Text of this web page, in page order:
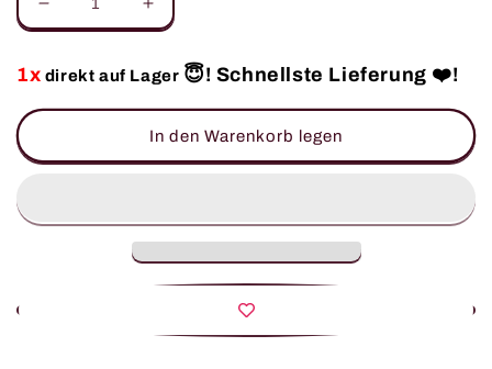
Verringere
die
für
Weißer
Erhöhe
die
Menge
für
Weißer
Drache
1x direkt auf Lager 😇! Schnellste Lieferung ❤️!
In den Warenkorb legen